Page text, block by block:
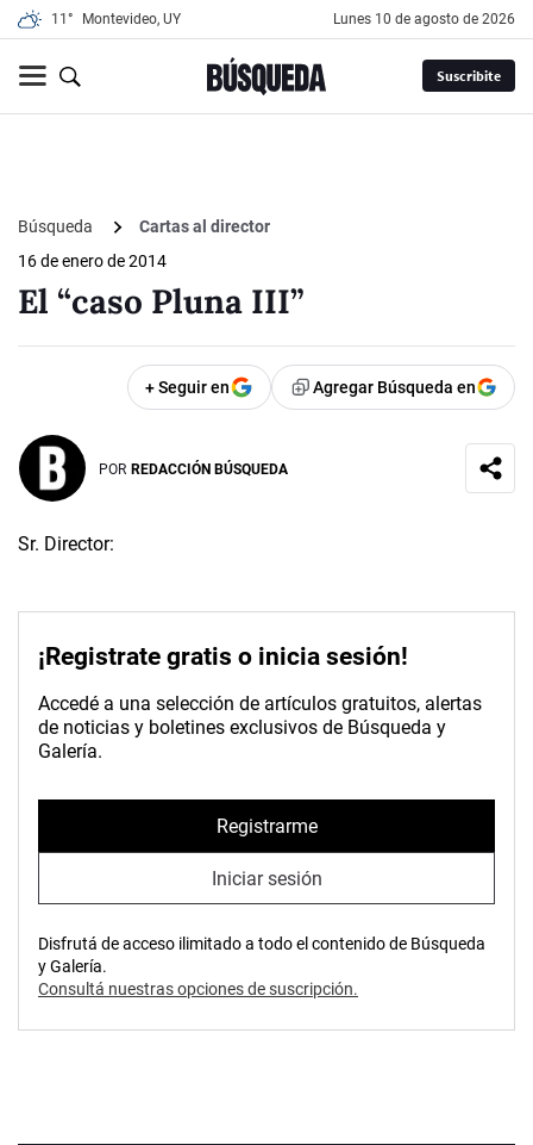
11° Montevideo, UY lunes 10 de agosto de 2026
Suscribite
Búsqueda
Cartas al director
16 de enero de 2014
El “caso Pluna III”
+ Seguir en Agregar Búsqueda en
POR REDACCIÓN BÚSQUEDA
Sr. Director:
¡Registrate gratis o inicia sesión!
Accedé a una selección de artículos gratuitos, alertas
de noticias y boletines exclusivos de Búsqueda y
Galería.
Registrarme
Iniciar sesión
Disfrutá de acceso ilimitado a todo el contenido de Búsqueda
y Galería.
Consultá nuestras opciones de suscripción.